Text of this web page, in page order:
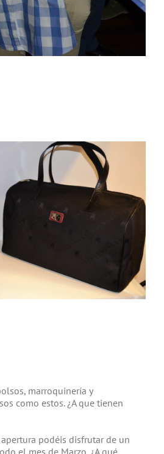
marroquinería y
como estos. ¿A que tienen
podéis disfrutar de un
el mes de Marzo. ¿A qué